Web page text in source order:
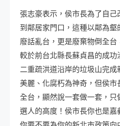
張志豪表示，侯市長為了自
到鄰居家門口，這種以鄰為
廢話亂台，更是廢棄物倒全
較於前台北縣長蘇貞昌的成功
二重疏洪道沿岸的垃圾山完
美麗、化腐朽為神奇，但侯市
全台，顯然說一套做一套，
選人的高度！侯市長你也是嘉